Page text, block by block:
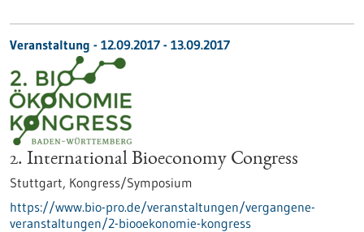
Veranstaltung - 12.09.2017 - 13.09.2017
2. International Bioeconomy Congress
Stuttgart, Kongress/Symposium
https://www.bio-pro.de/veranstaltungen/vergangene-
veranstaltungen/2-biooekonomie-kongress